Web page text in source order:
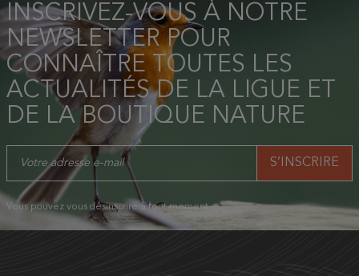
INSCRIVEZ-VOUS À NOTRE
NEWSLETTER POUR
CONNAÎTRE TOUTES LES
ACTUALITÉS DE LA LIGUE ET
DE LA BOUTIQUE NATURE
Vous pouvez vous désinscrire à tout moment.